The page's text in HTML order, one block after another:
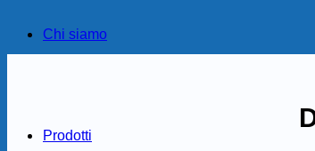
Chi siamo
Prodotti